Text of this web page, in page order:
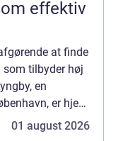
effektiv
at finde
tilbyder høj
en
er hjem
der tilbyder
01 august 2026